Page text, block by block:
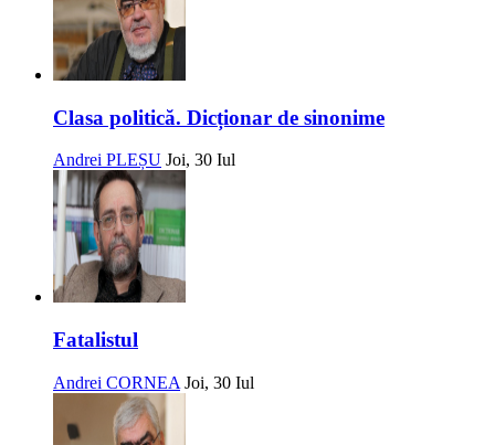
Clasa politică. Dicționar de sinonime
Andrei PLEȘU Joi, 30 Iul
Fatalistul
Andrei CORNEA Joi, 30 Iul